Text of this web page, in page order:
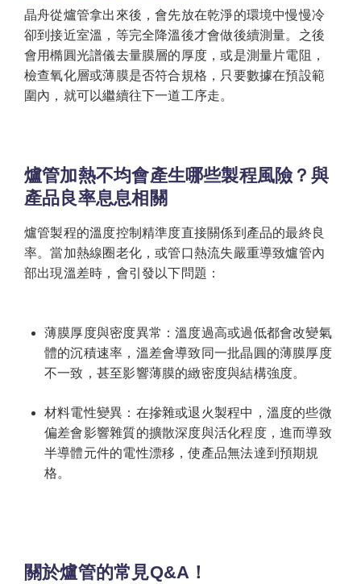
晶舟從爐管拿出來後，會先放在乾淨的環境中慢慢冷
卻到接近室溫，等完全降溫後才會做後續測量。之後
會用橢圓光譜儀去量膜層的厚度，或是測量片電阻，
檢查氧化層或薄膜是否符合規格，只要數據在預設範
圍內，就可以繼續往下一道工序走。
爐管加熱不均會產生哪些製程風險？與
產品良率息息相關
爐管製程的溫度控制精準度直接關係到產品的最終良
率。當加熱線圈老化，或管口熱流失嚴重導致爐管內
部出現溫差時，會引發以下問題：
薄膜厚度與密度異常：溫度過高或過低都會改變氣
體的沉積速率，溫差會導致同一批晶圓的薄膜厚度
不一致，甚至影響薄膜的緻密度與結構強度。
材料電性變異：在摻雜或退火製程中，溫度的些微
偏差會影響雜質的擴散深度與活化程度，進而導致
半導體元件的電性漂移，使產品無法達到預期規
格。
關於爐管的常見Q&A！